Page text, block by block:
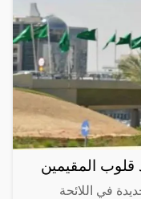
قلوب المقيمين
في اللائحة